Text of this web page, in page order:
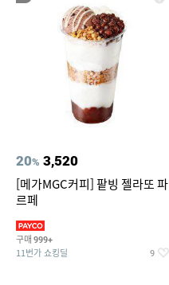
미니 탁상용 선풍기
20% 3,520
[메가MGC커피] 팥빙 젤라또 파
르페
구매 999+
11번가 쇼킹딜 9